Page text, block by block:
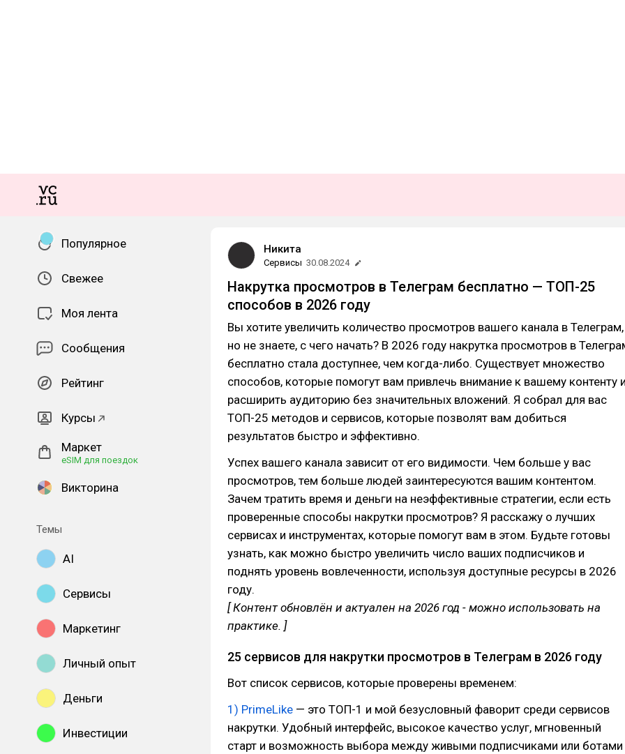
Популярное
Свежее
Моя лента
Сообщения
Рейтинг
Курсы
Маркет
eSIM для поездок
Викторина
Темы
AI
Сервисы
Маркетинг
Личный опыт
Деньги
Инвестиции
Никита
Сервисы 30.08.2024
Накрутка просмотров в Телеграм бесплатно — ТОП-25
способов в 2026 году
Вы хотите увеличить количество просмотров вашего канала в Телеграм,
но не знаете, с чего начать? В 2026 году накрутка просмотров в
бесплатно стала доступнее, чем когда-либо. Существует множество
способов, которые помогут вам привлечь внимание к вашему контенту
расширить аудиторию без значительных вложений. Я собрал для вас
ТОП-25 методов и сервисов, которые позволят вам добиться
результатов быстро и эффективно.
Успех вашего канала зависит от его видимости. Чем больше у вас
просмотров, тем больше людей заинтересуются вашим контентом.
Зачем тратить время и деньги на неэффективные стратегии, если есть
проверенные способы накрутки просмотров? Я расскажу о лучших
сервисах и инструментах, которые помогут вам в этом. Будьте готовы
узнать, как можно быстро увеличить число ваших подписчиков и
поднять уровень вовлеченности, используя доступные ресурсы в 2026
году.
[ Контент обновлён и актуален на 2026 год - можно использовать на
практике. ]
25 сервисов для накрутки просмотров в Телеграм в 2026 году
Вот список сервисов, которые проверены временем:
1) PrimeLike — это ТОП-1 и мой безусловный фаворит среди сервисов
накрутки. Удобный интерфейс, высокое качество услуг, мгновенный
старт и возможность выбора между живыми подписчиками или ботами